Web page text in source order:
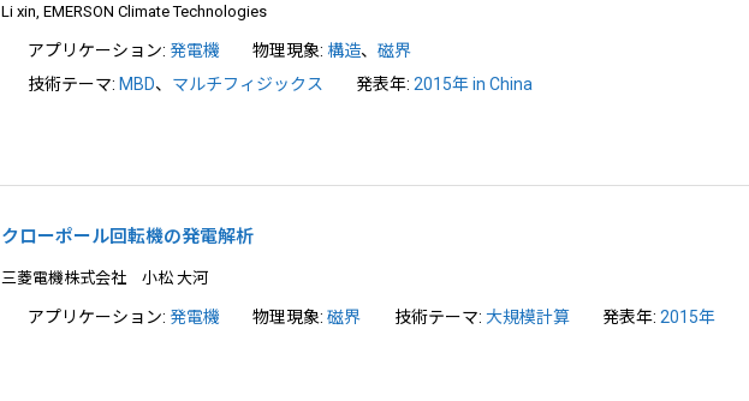
Li xin, EMERSON Climate Technologies
アプリケーション: 発電機 物理現象: 構造、磁界
技術テーマ: MBD、 マルチフィジックス 発表年:2015年 in China
クローポール回転機の発電解析
三菱電機株式会社 小松 大河
アプリケーション: 発電機 物理現象:磁界 技術テーマ: 大規模計算 発表年:2015年